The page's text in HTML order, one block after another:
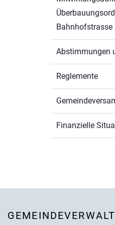
Bahnhofstrasse
Abstimmungen
Reglemente
Finanzielle
Fusszeile